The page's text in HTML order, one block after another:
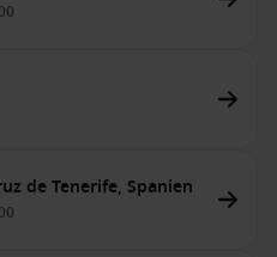
de Tenerife, Spanien